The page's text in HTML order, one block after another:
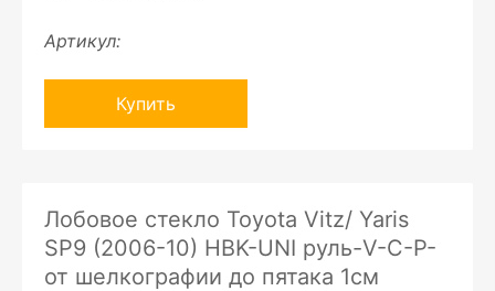
Артикул:
Купить
Лобовое стекло Toyota Vitz/ Yaris
SP9 (2006-10) HBK-UNI руль-V-C-P-
от шелкографии до пятака 1см